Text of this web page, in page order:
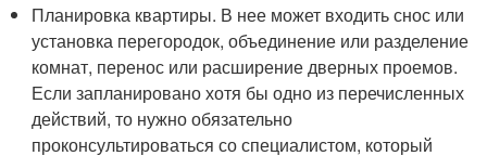
Планировка квартиры. В нее может входить снос или
установка перегородок, объединение или разделение
комнат, перенос или расширение дверных проемов.
Если запланировано хотя бы одно из перечисленных
действий, то нужно обязательно
проконсультироваться со специалистом, который